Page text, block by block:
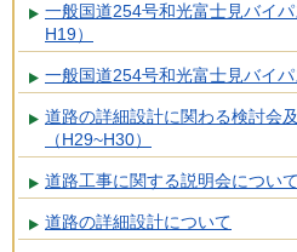
一般国道254号和光富士見バイ
H19）
一般国道254号和光富士見バイパ
道路の詳細設計に関わる検討会
（H29~H30）
道路工事に関する説明会につい
道路の詳細設計について